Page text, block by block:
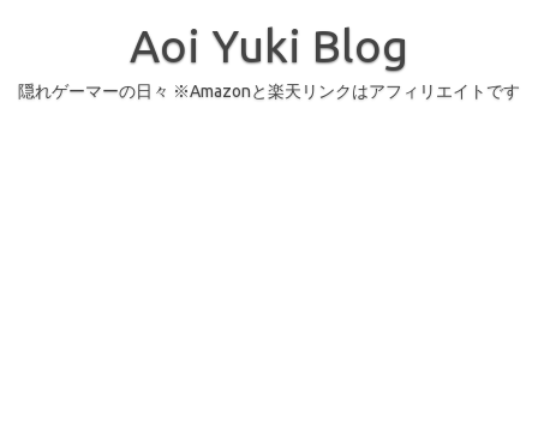
Aoi Yuki Blog
隠れゲーマーの日々 ※Amazonと楽天リンクはアフィリエイトです